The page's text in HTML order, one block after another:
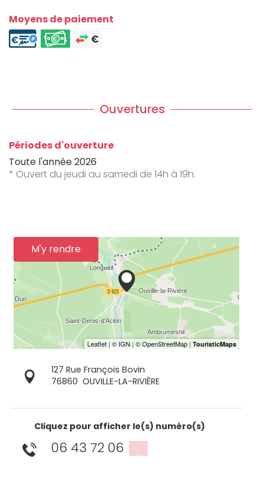
Moyens de paiement
Ouvertures
Périodes d'ouverture
Toute l'année 2026
* Ouvert du jeudi au samedi de 14h à 19h.
M'y rendre
127 Rue François Bovin
76860 OUVILLE-LA-RIVIÈRE
Cliquez pour afficher le(s) numéro(s)
06 43 72 06 ▒▒